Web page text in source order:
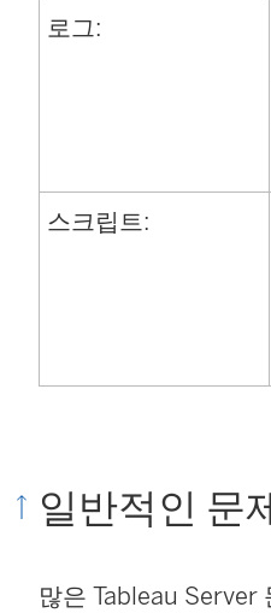
로그:
스크립트:
일반적인 문
많은 Tableau Server